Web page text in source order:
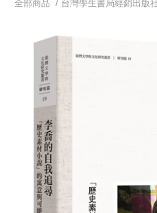
全部商品 / 台灣學生書局經銷出版